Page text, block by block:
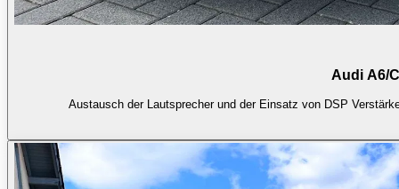
Audi A6/
Austausch der Lautsprecher und der Einsatz von DSP